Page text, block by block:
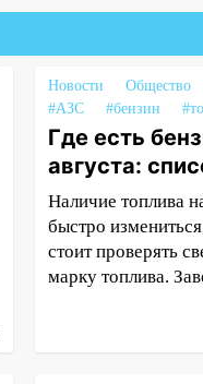
Новости Общество
#АЗС
#бензин
Где есть
августа:
Наличие топлива
быстро
стоит проверять
марку топлива.